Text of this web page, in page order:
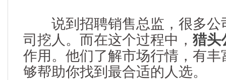
说到招聘销售总监，很多公
司挖人。而在这个过程中， 猎头
作用。他们了解市场行情，有
够帮助你找到最合适的人选。